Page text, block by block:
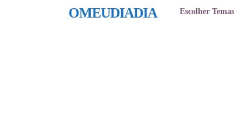
OMEUDIADIA Escolher Temas